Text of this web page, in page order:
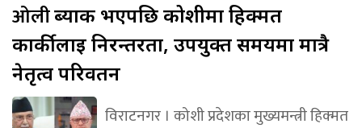
ओलीब्याक भएपछि कोशीमा हिक्मत
कार्कीलाई निरन्तरता, उपयुक्त समयमा मात्रै
नेतृत्व परिवर्तन
विराटनगर । कोशी प्रदेशका मुख्यमन्त्री हिक्मत